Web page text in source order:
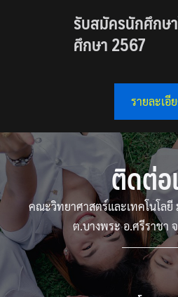
รับสมัครนักศึกษ
ศึกษา 2567
รายละเอี
ติดต่อ
คณะวิทยาศาสตร์และเทคโนโล
ต.บางพระ อ.ศรีราชา